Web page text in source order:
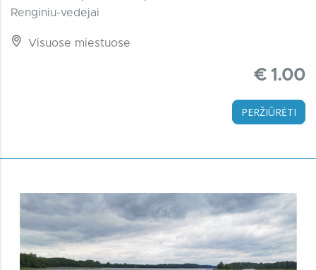
Renginiu-vedejai
Visuose miestuose
€ 1.00
PERŽIŪRĖTI